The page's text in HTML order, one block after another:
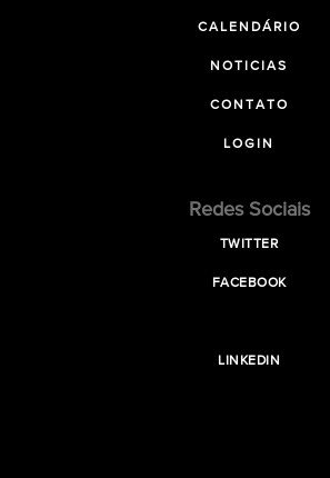
CALENDÁRIO
NOTICIAS
CONTATO
LOGIN
Redes Sociais
TWITTER
FACEBOOK
LINKEDIN